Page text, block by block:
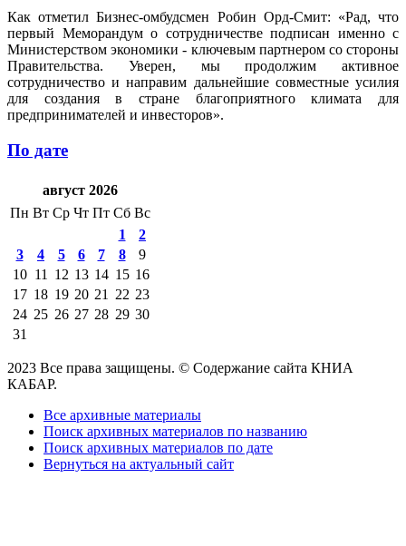
Как отметил Бизнес-омбудсмен Робин Орд-Смит: «Рад, что
первый Меморандум о сотрудничестве подписан именно с
Министерством экономики - ключевым партнером со стороны
Правительства. Уверен, мы продолжим активное
сотрудничество и направим дальнейшие совместные усилия
для создания в стране благоприятного климата для
предпринимателей и инвесторов».
По дате
август 2026
Пн Вт Ср Чт Пт Сб Вс
1
2
3
4 5 6 7 8
9
10 11 12 13 14 15 16
17 18 19 20 21 22 23
24 25 26 27 28 29 30
31
2023 Все права защищены. © Содержание сайта КНИА
КАБАР.
Все архивные материалы
Поиск архивных материалов по названию
Поиск архивных материалов по дате
Вернуться на актуальный сайт